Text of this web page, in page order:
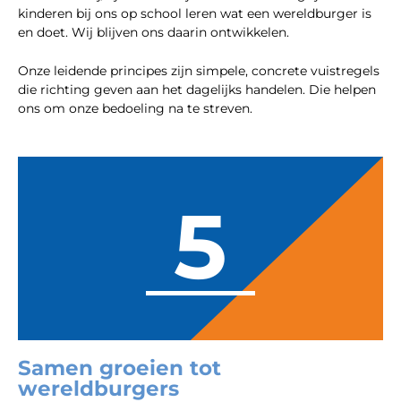
kinderen bij ons op school leren wat een wereldburger is
en doet. Wij blijven ons daarin ontwikkelen.
Onze leidende principes zijn simpele, concrete vuistregels
die richting geven aan het dagelijks handelen. Die helpen
ons om onze bedoeling na te streven.
5
Samen groeien tot
wereldburgers